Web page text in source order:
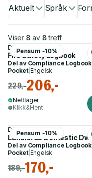
Aktuelt Språk
Viser 8 av 8 treff
Pensum -10%
Docs-Store
Fire Safety Logbook
Del av Compliance Logbook
Pocket| Engelsk
229,-206,-
Nettlager
Klikk&Hent
Pensum -10%
Docs-Store
Landlords Domestic
Del av Compliance Logbook
Pocket| Engelsk
189,-170,-